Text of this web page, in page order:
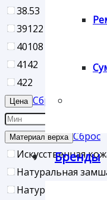
Бренды
38.53
39122
40108
4142
422
Цена Сброс
Материал верха Сброс
Искусственная
Натуральная
Натуральная кожа